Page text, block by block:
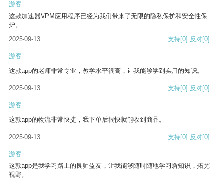
游客
这款加速器VPM应用程序已经为我们带来了无限的隐私保护和安全性保
护。
2025-09-13
支持[0] 反对[0]
游客
这款app的老师非常专业，教学水平很高，让我能够学到实用的知识。
2025-09-13 支持[0] 反对[0]
游客
这款app的物流非常快捷，我下单后很快就能收到商品。
2025-09-13 支持[0] 反对[0]
游客
这款app是我学习路上的良师益友，让我能够随时随地学习新知识，拓宽
视野。